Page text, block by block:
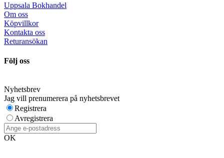
Uppsala Bokhandel
Om oss
Köpvillkor
Kontakta oss
Returansökan
Följ oss
Nyhetsbrev
Jag vill prenumerera på nyhetsbrevet
Registrera
Avregistrera
OK